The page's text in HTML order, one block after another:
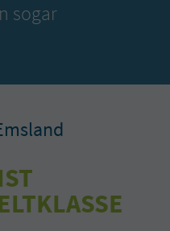
sogar